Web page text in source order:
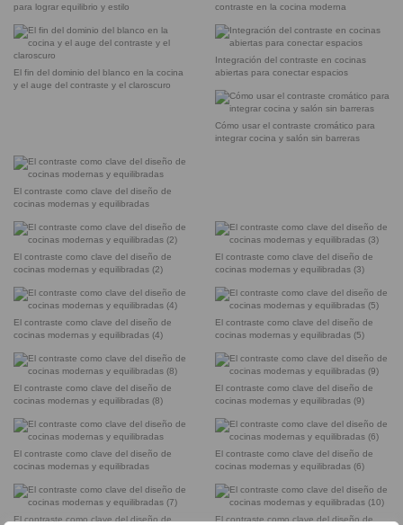
para lograr equilibrio y estilo
contraste en la cocina moderna
El fin del dominio del blanco en la cocina
y el auge del contraste y el claroscuro
Integración del contraste en cocinas
abiertas para conectar espacios
Cómo usar el contraste cromático para
integrar cocina y salón sin barreras
El contraste como clave del diseño de
cocinas modernas y equilibradas
El contraste como clave del diseño de
cocinas modernas y equilibradas (2)
El contraste como clave del diseño de
cocinas modernas y equilibradas (3)
El contraste como clave del diseño de
cocinas modernas y equilibradas (4)
El contraste como clave del diseño de
cocinas modernas y equilibradas (5)
El contraste como clave del diseño de
cocinas modernas y equilibradas (8)
El contraste como clave del diseño de
cocinas modernas y equilibradas (9)
El contraste como clave del diseño de
cocinas modernas y equilibradas
El contraste como clave del diseño de
cocinas modernas y equilibradas (6)
El contraste como clave del diseño de
El contraste como clave del diseño de